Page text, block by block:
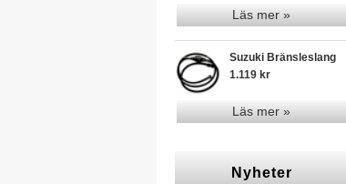
Läs mer »
Suzuki Bränsleslang
1.119 kr
Läs mer »
Nyheter